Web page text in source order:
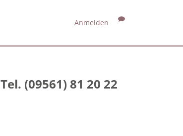
Anmelden
Tel. (09561) 81 20 22